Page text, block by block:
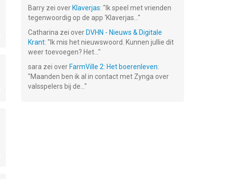
Barry zei over Klaverjas: " Ik speel met vrienden
tegenwoordig op de app ‘Klaverjas... "
Catharina zei over DVHN - Nieuws & Digitale
Krant: " Ik mis het nieuwswoord. Kunnen jullie dit
weer toevoegen? Het... "
sara zei over FarmVille 2: Het boerenleven:
"Maanden ben ik al in contact met Zynga over
valsspelers bij de... "